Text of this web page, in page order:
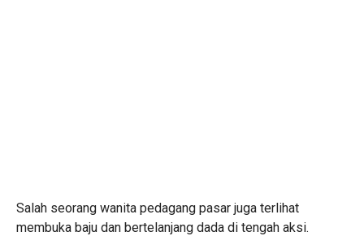
Salah seorang wanita pedagang pasar juga terlihat
membuka baju dan bertelanjang dada di tengah aksi.